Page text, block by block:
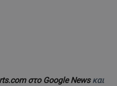
στο Google Newsκαι